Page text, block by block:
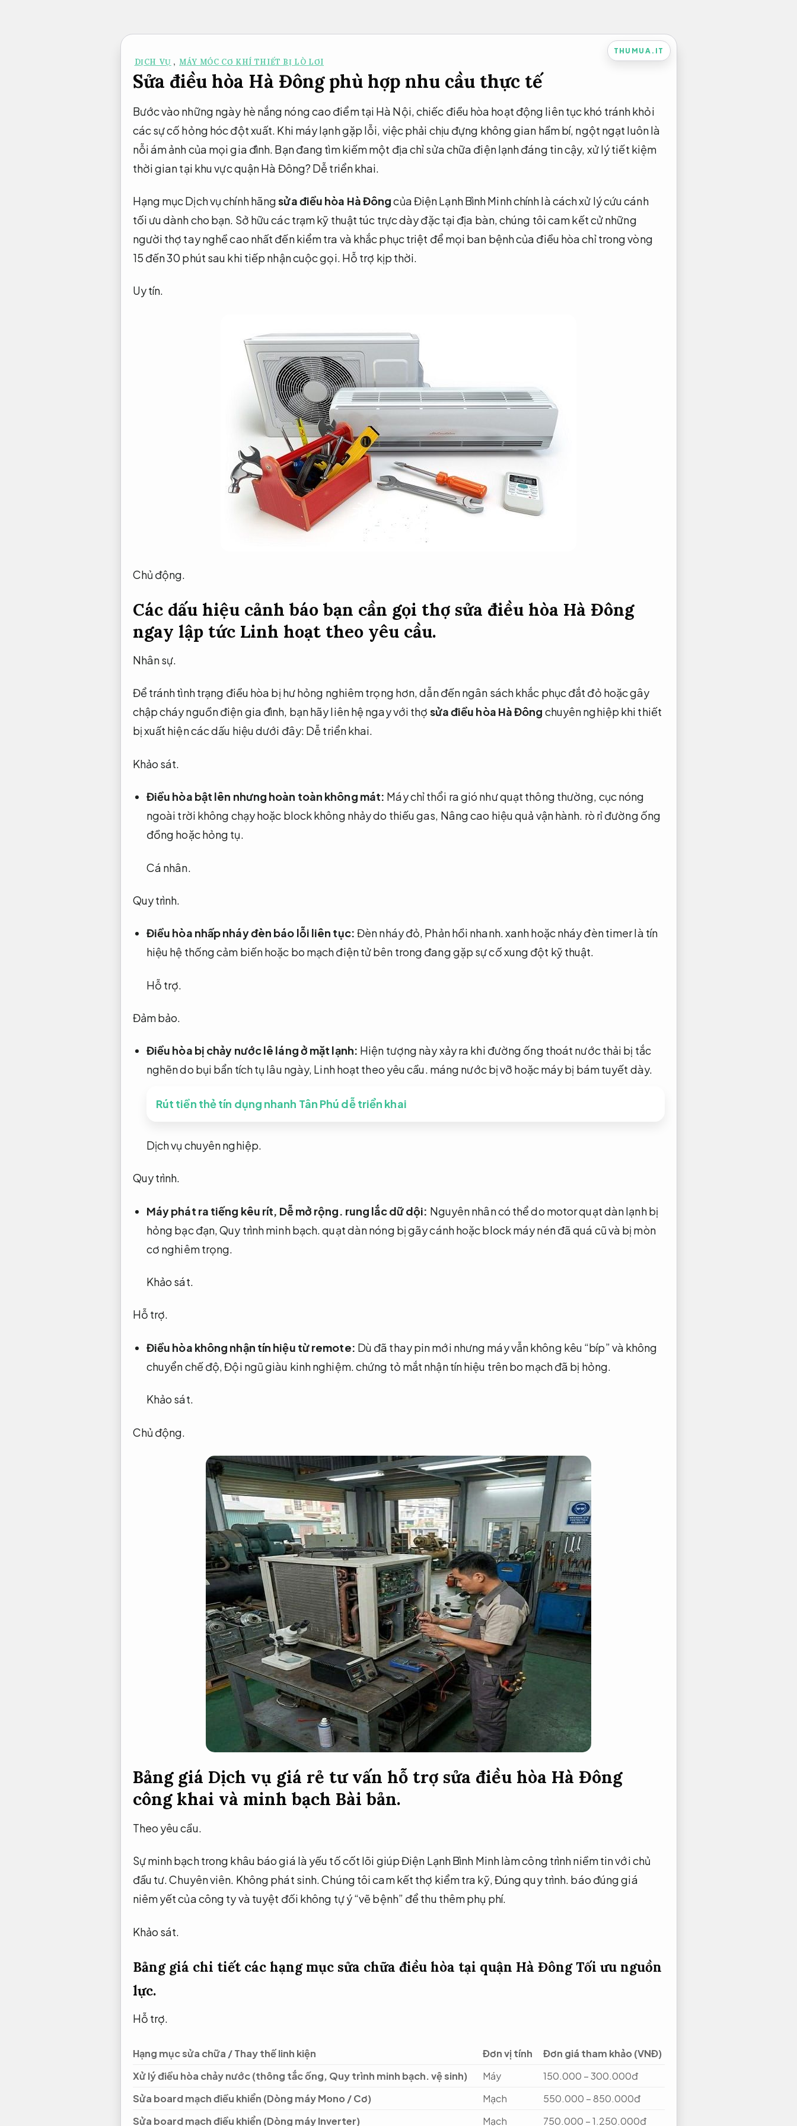
THUMUA.IT
DỊCH VỤ , MÁY MÓC CƠ KHÍ THIẾT BỊ LÒ LƠI
Sửa điều hòa Hà Đông phù hợp nhu cầu thực tế
Bước vào những ngày hè nắng nóng cao điểm tại Hà Nội, chiếc điều hòa hoạt động liên tục khó tránh khỏi
các sự cố hỏng hóc đột xuất. Khi máy lạnh gặp lỗi, việc phải chịu đựng không gian hầm bí, ngột ngạt luôn là
nỗi ám ảnh của mọi gia đình. Bạn đang tìm kiếm một địa chỉ sửa chữa điện lạnh đáng tin cậy, xử lý tiết kiệm
thời gian tại khu vực quận Hà Đông? Dễ triển khai.
Hạng mục Dịch vụ chính hãngsửa điều hòa Hà Đôngcủa Điện Lạnh Bình Minh chính là cách xử lý cứu cánh
tối ưu dành cho bạn. Sở hữu các trạm kỹ thuật túc trực dày đặc tại địa bàn, chúng tôi cam kết cử những
người thợ tay nghề cao nhất đến kiểm tra và khắc phục triệt để mọi ban bệnh của điều hòa chỉ trong vòng
15 đến 30 phút sau khi tiếp nhận cuộc gọi. Hỗ trợ kịp thời.
Uy tín.
Chủ động.
Các dấu hiệu cảnh báo bạn cần gọi thợ sửa điều hòa Hà Đông
ngay lập tức Linh hoạt theo yêu cầu.
Nhân sự.
Để tránh tình trạng điều hòa bị hư hỏng nghiêm trọng hơn, dẫn đến ngân sách khắc phục đắt đỏ hoặc gây
chập cháy nguồn điện gia đình, bạn hãy liên hệ ngay với thợ sửa điều hòa Hà Đông chuyên nghiệp khi thiết
bị xuất hiện các dấu hiệu dưới đây: Dễ triển khai.
Khảo sát.
Điều hòa bật lên nhưng hoàn toàn không mát: Máy chỉ thổi ra gió như quạt thông thường, cục nóng
ngoài trời không chạy hoặc block không nhảy do thiếu gas, Nâng cao hiệu quả vận hành. rò rỉ đường ống
đồng hoặc hỏng tụ.
Cá nhân.
Quy trình.
Điều hòa nhấp nháy đèn báo lỗi liên tục: Đèn nháy đỏ, Phản hồi nhanh.xanh hoặc nháy đèn timer là tín
hiệu hệ thống cảm biến hoặc bo mạch điện tử bên trong đang gặp sự cố xung đột kỹ thuật.
Hỗ trợ.
Đảm bảo.
Điều hòa bị chảy nước lê láng ở mặt lạnh: Hiện tượng này xảy ra khi đường ống thoát nước thải bị tắc
nghẽn do bụi bẩn tích tụ lâu ngày, Linh hoạt theo yêu cầu. máng nước bị vỡ hoặc máy bị bám tuyết dày.
Rút tiền thẻ tín dụng nhanh Tân Phú dễ triển khai
Dịch vụ chuyên nghiệp.
Quy trình.
Máy phát ra tiếng kêu rít, Dễ mở rộng. rung lắc dữ dội: Nguyên nhân có thể do motor quạt dàn lạnh bị
hỏng bạc đạn,Quy trình minh bạch.quạt dàn nóng bị gãy cánh hoặc block máy nén đã quá cũ và bị mòn
cơ nghiêm trọng.
Khảo sát.
Hỗ trợ.
Điều hòa không nhận tín hiệu từ remote: Dù đã thay pin mới nhưng máy vẫn không kêu “bíp” và không
chuyển chế độ,Đội ngũ giàu kinh nghiệm.chứng tỏ mắt nhận tín hiệu trên bo mạch đã bị hỏng.
Khảo sát.
Chủ động.
Bảng giá Dịch vụ giá rẻ tư vấn hỗ trợ sửa điều hòa Hà Đông
công khai và minh bạch Bài bản.
Theo yêu cầu.
Sự minh bạch trong khâu báo giá là yếu tố cốt lõi giúp Điện Lạnh Bình Minh làm công trình niềm tin với chủ
đầu tư.Chuyên viên. Không phát sinh.Chúng tôi cam kết thợ kiểm tra kỹ,Đúng quy trình. báo đúng giá
niêm yết của công ty và tuyệt đối không tự ý “vẽ bệnh” để thu thêm phụ phí.
Khảo sát.
Bảng giá chi tiết các hạng mục sửa chữa điều hòa tại quận Hà ĐôngTối ưu nguồn
lực.
Hỗ trợ.
Hạng mục sửa chữa / Thay thế linh kiện Đơn vị tính
Đơn giá tham khảo (VNĐ)
Xử lý điều hòa chảy nước (thông tắc ống, Quy trình minh bạch.vệ sinh) Máy
150.000 – 300.000đ
Sửa board mạch điều khiển (Dòng máy Mono / Cơ)
Mạch
550.000 – 850.000đ
Sửa board mạch điều khiển (Dòng máy Inverter)
Mạch 750.000 – 1.250.000đ